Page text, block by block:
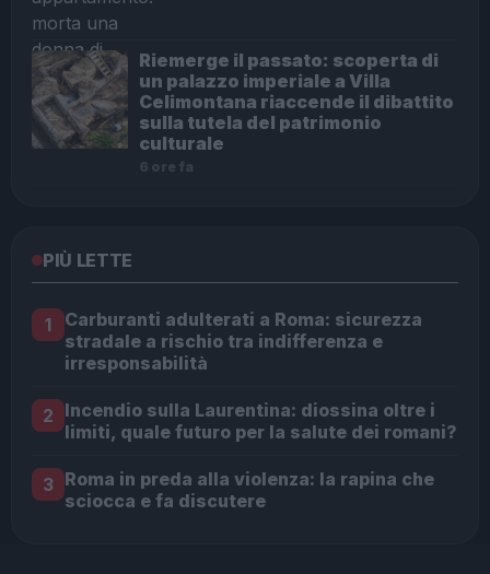
Riemerge il passato: scoperta di
un palazzo imperiale a Villa
Celimontana riaccende il dibattito
sulla tutela del patrimonio
culturale
6 ore fa
PIÙ LETTE
1
Carburanti adulterati a Roma: sicurezza
stradale a rischio tra indifferenza e
irresponsabilità
2 Incendio sulla Laurentina: diossina oltre i
limiti, quale futuro per la salute dei romani?
3 Roma in preda alla violenza: la rapina che
sciocca e fa discutere